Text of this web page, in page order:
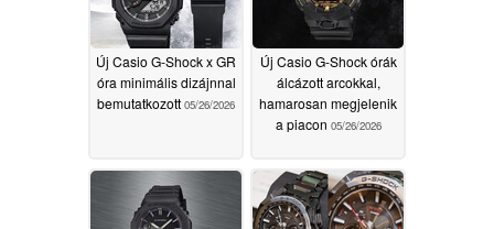
Új Casio G-Shock x GR
óra minimális dizájnnal
bemutatkozott 05/26/2026
Új Casio G-Shock órák
álcázott arcokkal,
hamarosan megjelenik
a piacon 05/26/2026